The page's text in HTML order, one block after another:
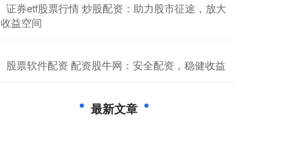
​证券etf股票行情 炒股配资：助力股市征途，放大
收益空间
​股票软件配资 配资股牛网：安全配资，稳健收益
最新文章